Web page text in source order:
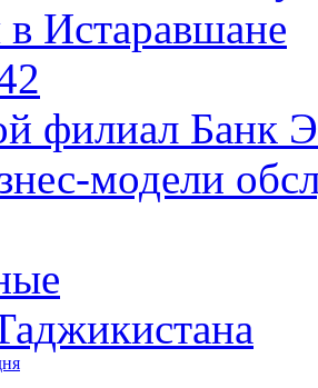
в Истаравшане
филиал Банк
модели